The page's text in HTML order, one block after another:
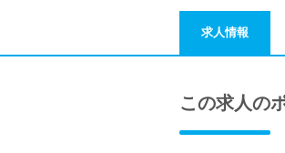
求人情報
この求人の